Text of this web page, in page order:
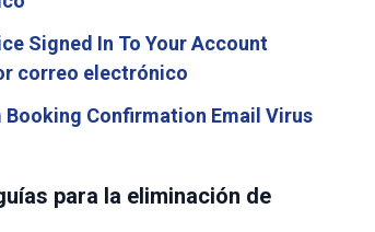
Signed In To Your Account
correo electrónico
Booking Confirmation Email Virus
para la eliminación de